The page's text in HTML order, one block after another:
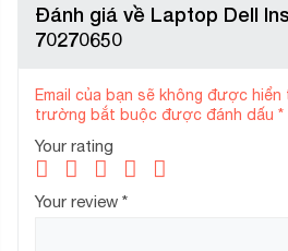
Thiết kế lịch làm
trọng
Đánh giá về Laptop Dell
70270650
Email của bạn sẽ không được hiển
trường bắt buộc được đánh dấu *
Your rating
Your review *